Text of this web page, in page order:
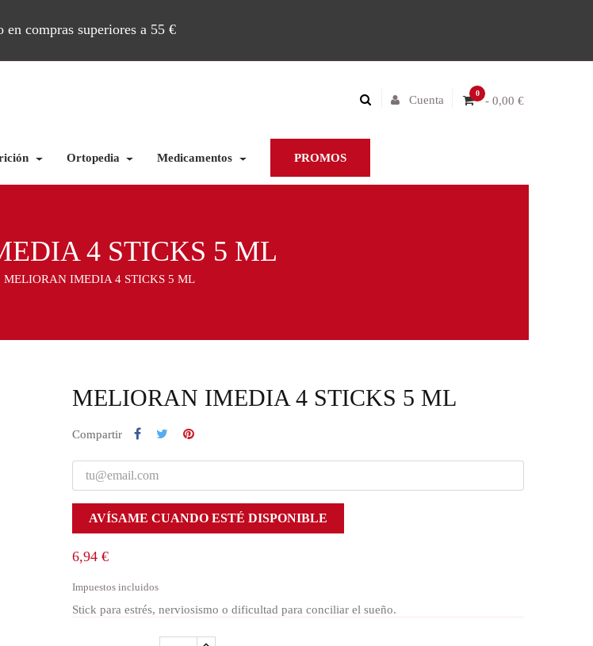
compras superiores a 55 €
0
- 0,00 €
Cuenta
Ortopedia Medicamentos PROMOS
4 STICKS 5 ML
MELIORAN IMEDIA 4 STICKS 5 ML
MELIORAN IMEDIA 4 STICKS 5 ML
Compartir
AVÍSAME CUANDO ESTÉ DISPONIBLE
6,94 €
Impuestos incluidos
Stick para estrés, nerviosismo o dificultad para conciliar el sueño.